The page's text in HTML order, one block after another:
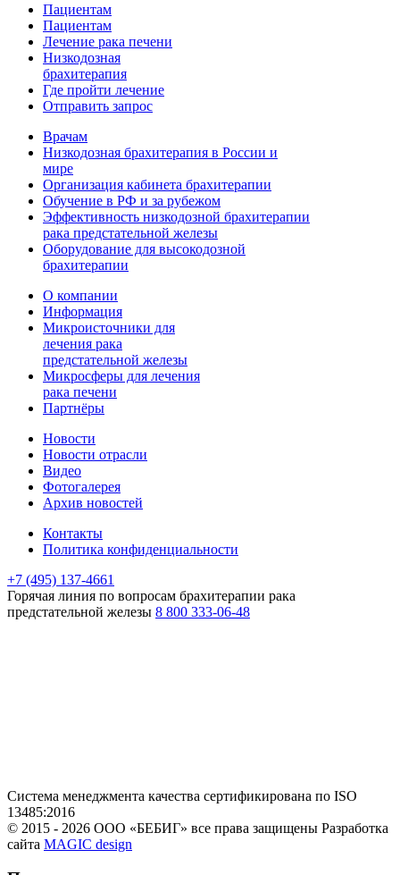
Пациентам
Пациентам
Лечение рака печени
Низкодозная
брахитерапия
Где пройти лечение
Отправить запрос
Врачам
Низкодозная брахитерапия в России и
мире
Организация кабинета брахитерапии
Обучение в РФ и за рубежом
Эффективность низкодозной брахитерапии
рака предстательной железы
Оборудование для высокодозной
брахитерапии
О компании
Информация
Микроисточники для
лечения рака
предстательной железы
Микросферы для лечения
рака печени
Партнёры
Новости
Новости отрасли
Видео
Фотогалерея
Архив новостей
Контакты
Политика конфиденциальности
+7 (495) 137-4661
Горячая линия по вопросам брахитерапии рака
предстательной железы 8 800 333-06-48
Система менеджмента качества сертификирована по ISO
13485:2016
© 2015 - 2026 ООО «БЕБИГ» все права защищены Разработка
сайта MAGIC design